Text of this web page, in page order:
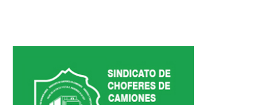
Secretaría de organización
Secretaría de turismo
Secretaría de deporte